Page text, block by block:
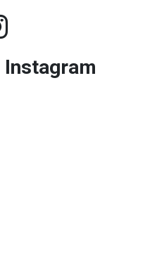
Instagram